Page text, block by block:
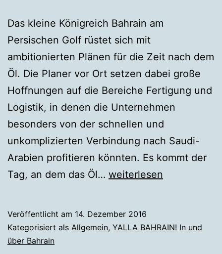
Das kleine Königreich Bahrain am
Persischen Golf rüstet sich mit
ambitionierten Plänen für die Zeit nach dem
Öl. Die Planer vor Ort setzen dabei große
Hoffnungen auf die Bereiche Fertigung und
Logistik, in denen die Unternehmen
besonders von der schnellen und
unkomplizierten Verbindung nach Saudi-
Arabien profitieren könnten. Es kommt der
Tag, an dem das Öl… Bahrain
schnellste
weiterlesen
Veröffentlicht am 14. Dezember 2016
Kategorisiert als Allgemein, YALLA BAHRAIN! In und
über Bahrain